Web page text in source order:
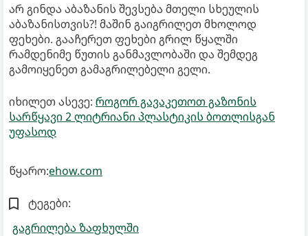
არ გინდა აბაზანის შევსება მთელი სხეულის
აბაზანისთვის?! მაშინ გაიგრილეთ მხოლოდ
ფეხები. გააჩერეთ ფეხები გრილ წყალში
რამდენიმე წუთის განმავლობაში და შემდეგ
გამოიყენეთ გამაგრილებელი გელი.
იხილეთ ასევე: როგორ გავაკეთოთ გაზონის
სარწყავი 2 ლიტრიანი პლასტიკის ბოთლისგან
უფასოდ
წყარო:ehow.com
ტეგები:
გაგრილება ზაფხულში